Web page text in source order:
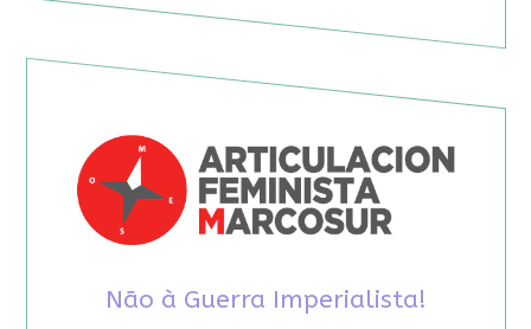
Não à Guerra Imperialista!